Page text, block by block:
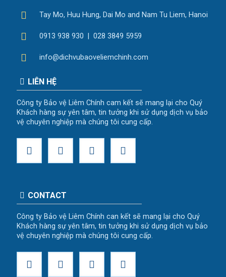
Tay Mo, Huu Hung, Dai Mo and Nam Tu Liem, Hanoi
0913 938 930 | 028 3849 5959
info@dichvubaoveliemchinh.com
LIÊN HỆ
Công ty Bảo vệ Liêm Chính cam kết sẽ mang lại cho Quý
Khách hàng sự yên tâm, tin tưởng khi sử dụng dịch vụ bảo
vệ chuyên nghiệp mà chúng tôi cung cấp.
CONTACT
Công ty Bảo vệ Liêm Chính can kết sẽ mang lại cho Quý
Khách hàng sự yên tâm, tin tưởng khi sử dụng dịch vụ bảo
vệ chuyên nghiệp mà chúng tôi cung cấp.